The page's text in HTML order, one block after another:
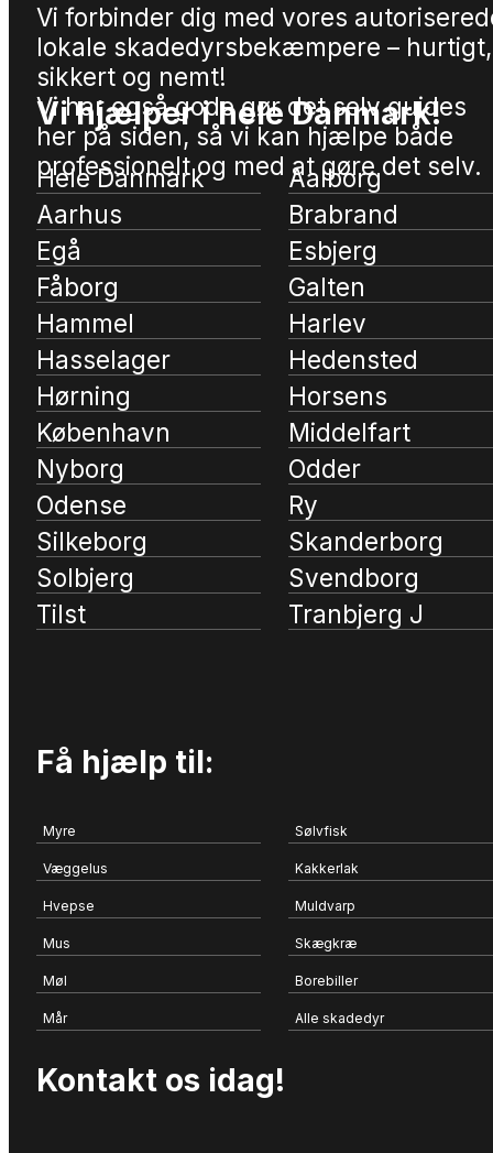
Vi forbinder dig med vores
lokale skadedyrsbekæmpere – hurtigt,
sikkert og nemt!
Vi har også gode gør det selv guides
her på siden, så vi kan hjælpe både
professionelt og med at gøre det selv.
Vi hjælper i hele Danmark!
Hele Danmark
Aalborg
Aarhus
Brabrand
Egå
Esbjerg
Fåborg
Galten
Hammel
Harlev
Hasselager
Hedensted
Hørning
Horsens
København
Middelfart
Nyborg
Odder
Odense
Ry
Silkeborg
Skanderborg
Solbjerg
Svendborg
Tilst
Tranbjerg J
Få hjælp til:
Myre Sølvfisk
Væggelus Kakkerlak
Hvepse Muldvarp
Mus Skægkræ
Møl Borebiller
Mår Alle skadedyr
Kontakt os idag!